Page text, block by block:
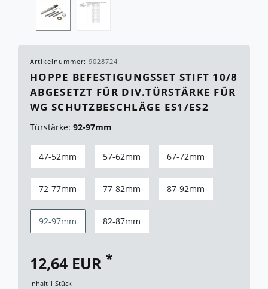
Artikelnummer: 9028724
HOPPE BEFESTIGUNGSSET STIFT 10/8
ABGESETZT FÜR DIV.TÜRSTÄRKE FÜR
WG SCHUTZBESCHLÄGE ES1/ES2
Türstärke: 92-97mm
47-52mm 57-62mm 67-72mm
72-77mm 77-82mm 87-92mm
92-97mm 82-87mm
12,64 EUR *
Inhalt 1 Stück